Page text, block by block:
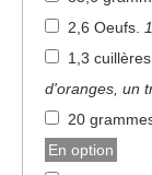
2,6 Oeufs
1,3
d'oranges, un
20
En option